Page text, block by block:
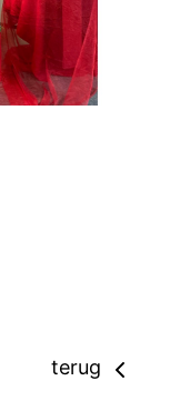
terug